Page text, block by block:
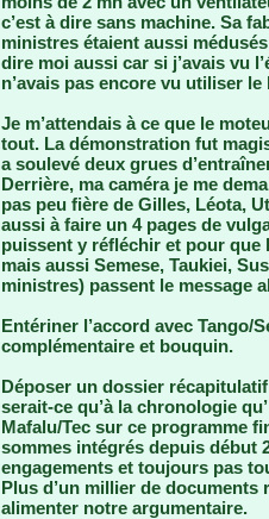
c’est à dire sans machine. Sa
ministres étaient aussi
dire moi aussi car si j’avais vu
n’avais pas encore vu utiliser le
Je m’attendais à ce que le
tout. La démonstration fut
a soulevé deux grues
Derrière, ma caméra je me
pas peu fière de Gilles, Léota,
aussi à faire un 4 pages de
puissent y réfléchir et pour que
mais aussi Semese, Taukiei,
ministres) passent le message
Entériner l’accord avec Tango/
complémentaire et bouquin.
Déposer un dossier
serait-ce qu’à la chronologie
Mafalu/Tec sur ce programme
sommes intégrés depuis début
engagements et toujours pas
Plus d’un millier de documents
alimenter notre argumentaire.